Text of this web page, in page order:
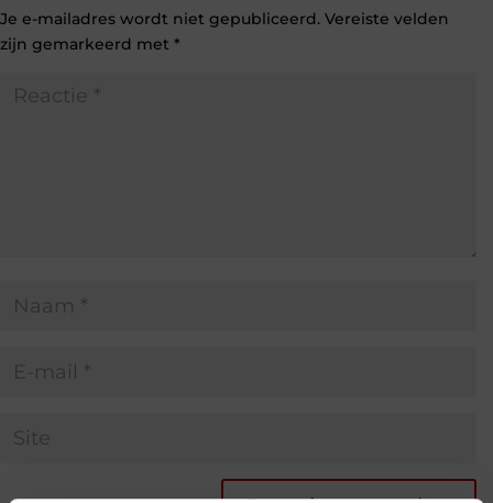
Je e-mailadres wordt niet gepubliceerd. Vereiste velden
zijn gemarkeerd met *